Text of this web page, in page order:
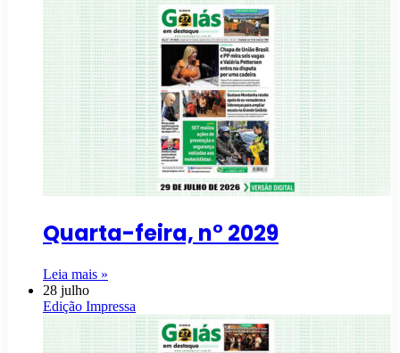
Quarta-feira, n° 2029
Leia mais »
28 julho
Edição Impressa